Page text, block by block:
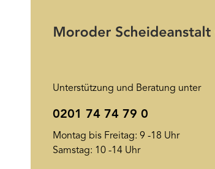
Unterstützung und Beratung unter
0201 74 74 79 0
Montag bis Freitag: 9 -18 Uhr
Samstag: 10 -14 Uhr